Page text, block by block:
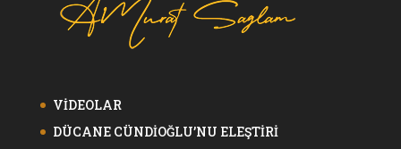
VİDEOLAR
DÜCANE CÜNDİOĞLU’NU ELEŞTİRİ